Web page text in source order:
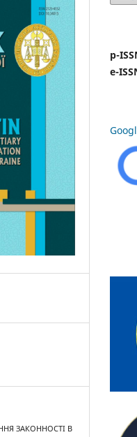
ЗАКОННОСТІ В
p-
e-